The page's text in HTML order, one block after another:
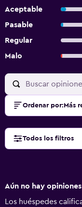
Aceptable
Pasable
Regular
Malo
Ordenar por: Más
Todos los filtros
Aún no hay opiniones
Los huéspedes